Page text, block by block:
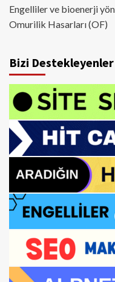
Engelliler ve bioenerji
Omurilik Hasarları (OF)
Bizi Destekleyenler